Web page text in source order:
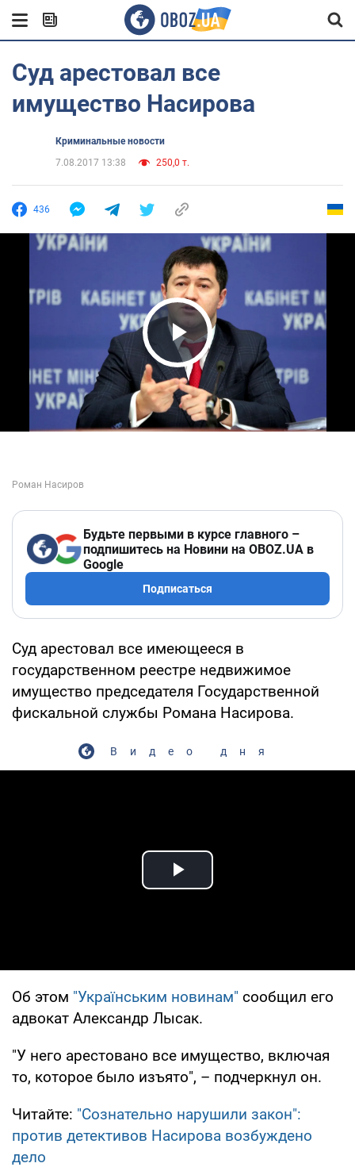
Суд арестовал все
имущество Насирова
Криминальные новости
7.08.2017 13:38
250,0 т.
436
Play Video
Будьте первыми в курсе главного –
подпишитесь на Новини на OBOZ.UA в
Google
Подписаться
Суд арестовал все имеющееся в
государственном реестре недвижимое
имущество председателя Государственной
фискальной службы Романа Насирова.
Видео дня
Play Video
Об этом "Українським новинам" сообщил его
адвокат Александр Лысак.
"У него арестовано все имущество, включая
то, которое было изъято", – подчеркнул он.
Читайте: "Сознательно нарушили закон":
против детективов Насирова возбуждено
дело